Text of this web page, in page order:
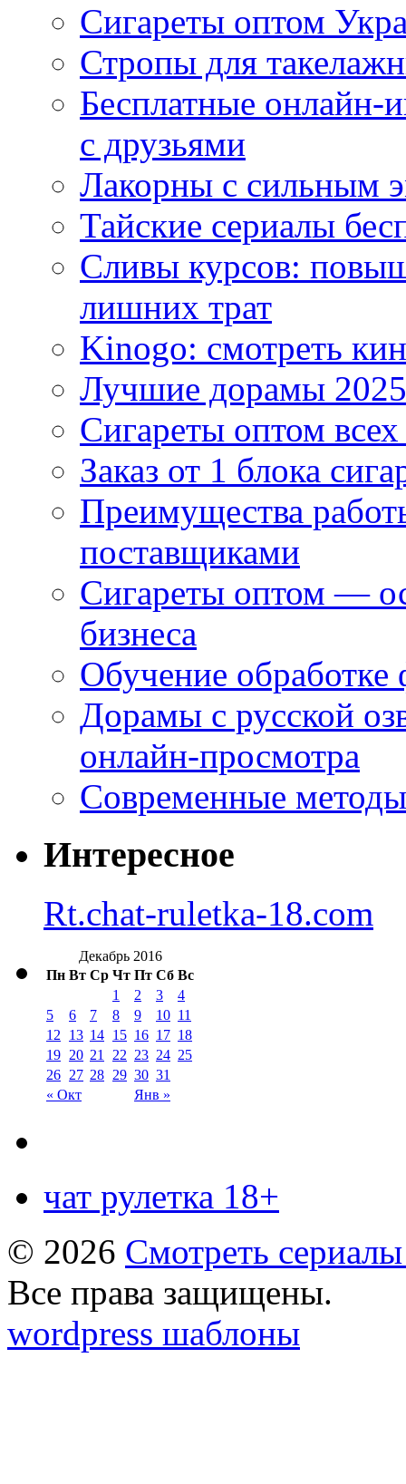
Сигареты оптом
Стропы для
Бесплатные
с друзьями
Лакорны с сильным
Тайские сериалы
Сливы курсов:
лишних трат
Kinogo: смотреть
Лучшие дорамы
Сигареты оптом
Заказ от 1 блока
Преимущества
поставщиками
Сигареты оптом —
бизнеса
Обучение
Дорамы с русской
онлайн-просмотра
Современные
Интересное
Rt.chat-ruletka-18.com
Декабрь 2016
Пн Вт Ср Чт Пт Сб Вс
« Окт Янв »
1 2 3
4
5
6 7 8 9 10 11
12
13 14 15 16 17 18
19 20 21 22 23 24 25
26 27 28 29 30 31
чат рулетка 18+
© 2026 Смотреть
Все права защищены.
wordpress шаблоны